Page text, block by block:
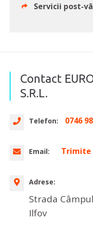
Servicii post-
Contact
S.R.L.
Telefon: 0746
Email: Trimite
Adrese:
Strada
Ilfov